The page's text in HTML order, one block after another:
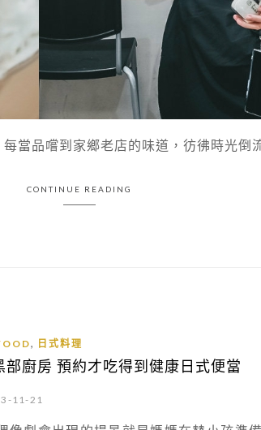
當品嚐到家鄉老店的味道，彷彿時光倒
CONTINUE READING
, 日式料理
部廚房 預約才吃得到健康日式便當
11-21